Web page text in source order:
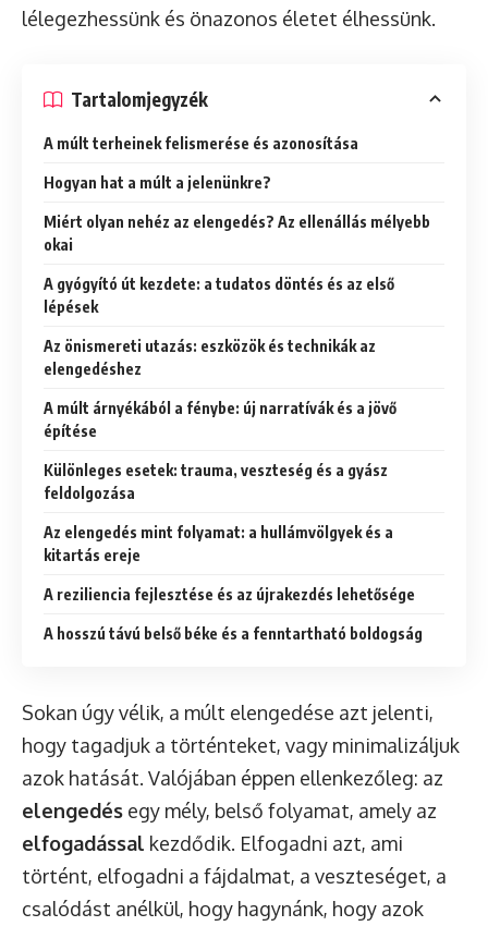
lélegezhessünk és önazonos életet élhessünk.
Tartalomjegyzék
A múlt terheinek felismerése és azonosítása
Hogyan hat a múlt a jelenünkre?
Miért olyan nehéz az elengedés? Az ellenállás mélyebb
okai
A gyógyító út kezdete: a tudatos döntés és az első
lépések
Az önismereti utazás: eszközök és technikák az
elengedéshez
A múlt árnyékából a fénybe: új narratívák és a jövő
építése
Különleges esetek: trauma, veszteség és a gyász
feldolgozása
Az elengedés mint folyamat: a hullámvölgyek és a
kitartás ereje
A reziliencia fejlesztése és az újrakezdés lehetősége
A hosszú távú belső béke és a fenntartható boldogság
Sokan úgy vélik, a múlt elengedése azt jelenti,
hogy tagadjuk a történteket, vagy minimalizáljuk
azok hatását. Valójában éppen ellenkezőleg: az
elengedés egy mély, belső folyamat, amely az
elfogadással kezdődik. Elfogadni azt, ami
történt, elfogadni a fájdalmat, a veszteséget, a
csalódást anélkül, hogy hagynánk, hogy azok